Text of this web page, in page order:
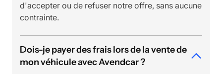
d'accepter ou de refuser notre offre, sans aucune
contrainte.
Dois-je payer des frais lors de la vente de
mon véhicule avec Avendcar ?